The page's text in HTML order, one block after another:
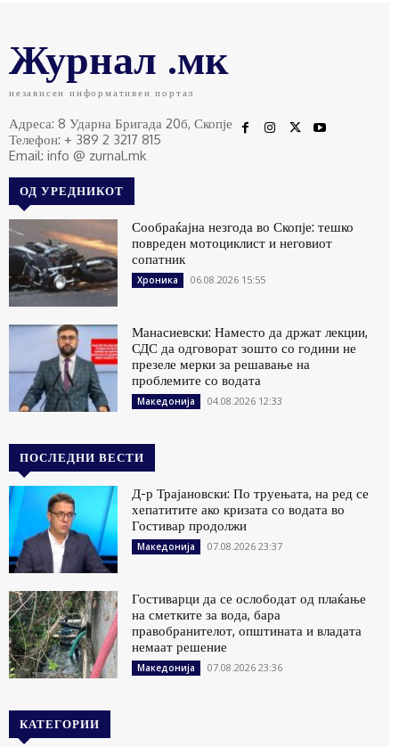
Журнал .мк
независен информативен портал
Адреса: 8 Ударна Бригада 20б, Скопје
Телефон: + 389 2 3217 815
Email: info @ zurnal.mk
ОД УРЕДНИКОТ
Сообраќајна незгода во Скопје: тешко
повреден мотоциклист и неговиот
сопатник
Хроника 06.08.2026 15:55
Манасиевски: Наместо да држат лекции,
СДС да одговорат зошто со години не
презеле мерки за решавање на
проблемите со водата
Македонија 04.08.2026 12:33
ПОСЛЕДНИ ВЕСТИ
Д-р Трајановски: По труењата, на ред се
хепатитите ако кризата со водата во
Гостивар продолжи
Македонија 07.08.2026 23:37
Гостиварци да се ослободат од плаќање
на сметките за вода, бара
правобранителот, општината и владата
немаат решение
Македонија 07.08.2026 23:36
КАТЕГОРИИ